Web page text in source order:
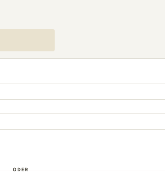
ODER